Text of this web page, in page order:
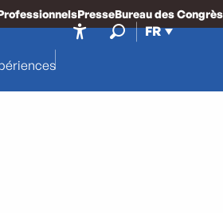
FR
PresseBureau des Congrès